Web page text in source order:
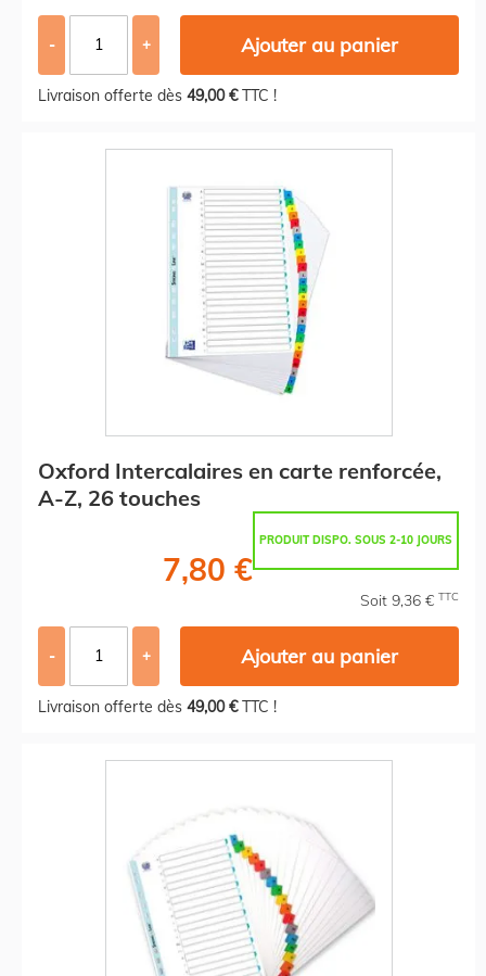
- + Ajouter au panier
Livraison offerte dès 49,00 €TTC !
Oxford Intercalaires en carte renforcée,
A-Z, 26 touches
PRODUIT DISPO. SOUS 2-10 JOURS
7,80 €
Soit 9,36 € TTC
- + Ajouter au panier
Livraison offerte dès 49,00 €TTC !